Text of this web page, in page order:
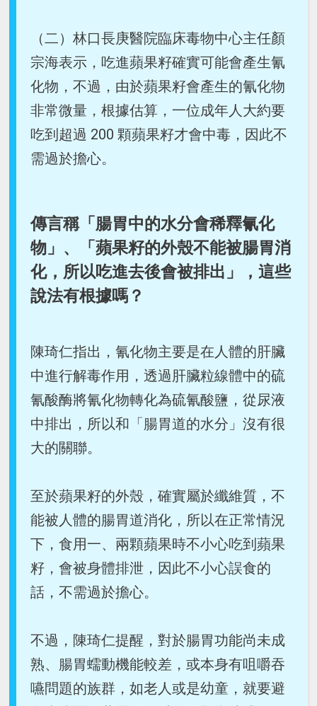
（二）林口長庚醫院臨床毒物中心主任顏
宗海表示，吃進蘋果籽確實可能會產生氰
化物，不過，由於蘋果籽會產生的氰化物
非常微量，根據估算，一位成年人大約要
吃到超過 200 顆蘋果籽才會中毒，因此不
需過於擔心。
傳言稱「腸胃中的水分會稀釋氰化
物」、「蘋果籽的外殼不能被腸胃消
化，所以吃進去後會被排出」，這些
說法有根據嗎？
陳琦仁指出，氰化物主要是在人體的肝臟
中進行解毒作用，透過肝臟粒線體中的硫
氰酸酶將氰化物轉化為硫氰酸鹽，從尿液
中排出，所以和「腸胃道的水分」沒有很
大的關聯。
至於蘋果籽的外殼，確實屬於纖維質，不
能被人體的腸胃道消化，所以在正常情況
下，食用一、兩顆蘋果時不小心吃到蘋果
籽，會被身體排泄，因此不小心誤食的
話，不需過於擔心。
不過，陳琦仁提醒，對於腸胃功能尚未成
熟、腸胃蠕動機能較差，或本身有咀嚼吞
嚥問題的族群，如老人或是幼童，就要避